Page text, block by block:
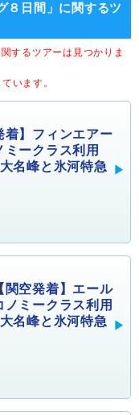
８日間」に関するツ
するツアーは見つかりま
います。
着】フィンエアー
ークラス利用
名峰と氷河特急
関空発着】エール
ミークラス利用
名峰と氷河特急